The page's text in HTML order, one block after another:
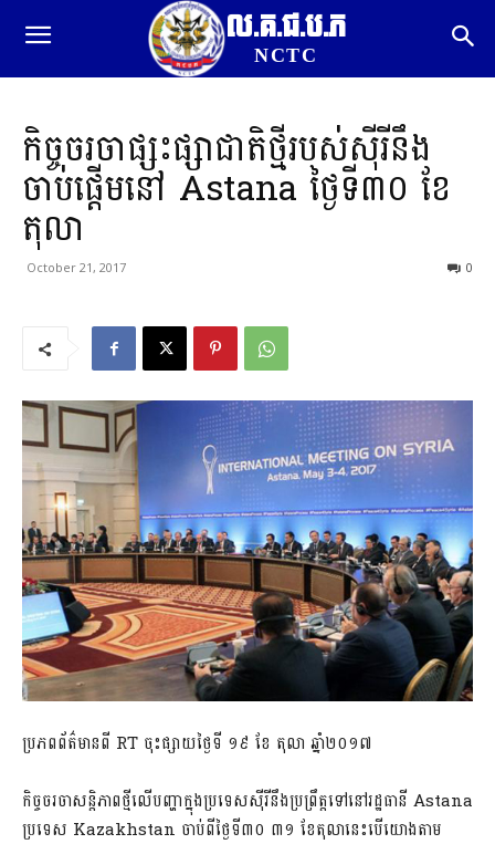
ល.គ.ជ.ប.ភ
NCTC
កិច្ចចរចាផ្សះផ្សាជាតិថ្មីរបស់ស៊ីរីនឹង
ចាប់ផ្តើមនៅ Astana ថ្ងៃទី៣០ ខែ
តុលា
October 21, 2017 0
ប្រភពព័ត៌មានពី RT ចុះផ្សាយថ្ងៃទី ១៩ ខែ តុលា ឆ្នាំ២០១៧
កិច្ចចរចាសន្តិភាពថ្មីលើបញ្ហាក្នុងប្រទេសស៊ីរីនឹងប្រព្រឹត្តទៅនៅរដ្ឋធានី Astana
ប្រទេស Kazakhstan ចាប់ពីថ្ងៃទី៣០ ៣១ ខែតុលានេះបើយោងតាម